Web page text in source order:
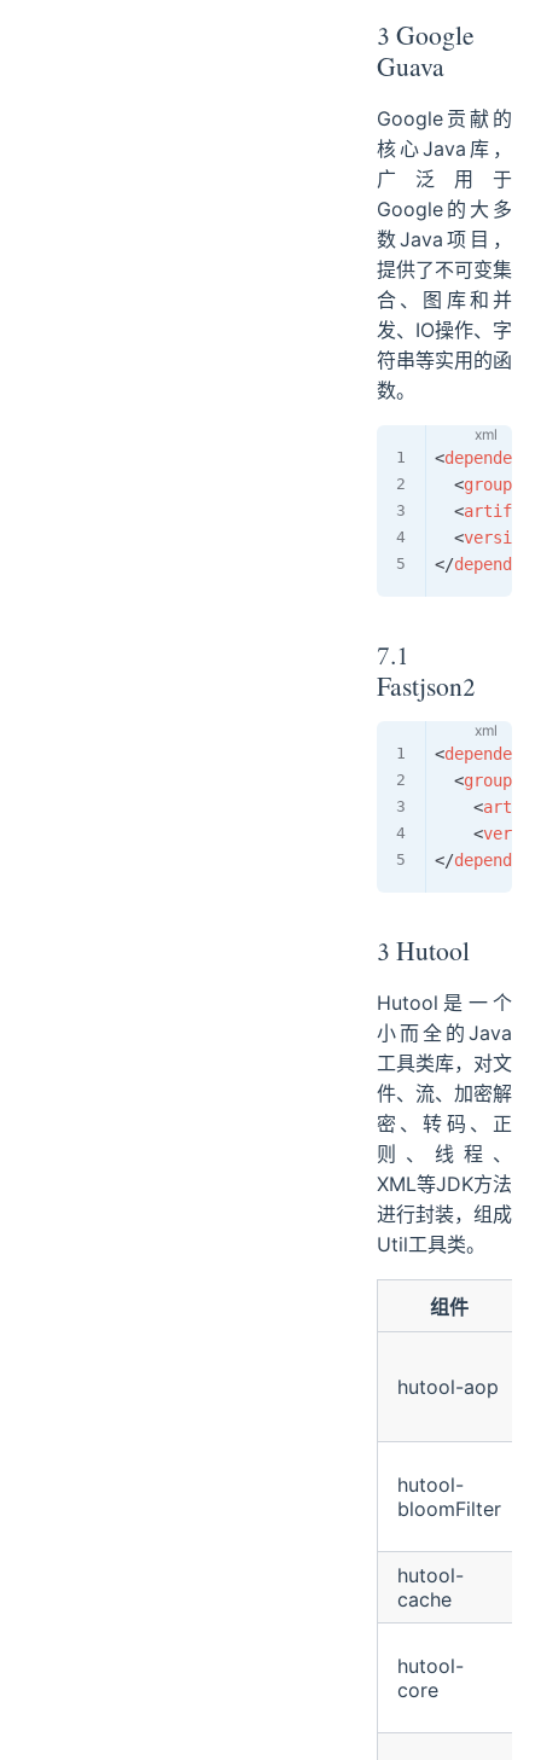
3 Google
Guava
Google贡献的
核心Java库，
广泛用于
Google的大多
数Java项目，
提供了不可变集
合、图库和并
发、IO操作、字
符串等实用的函
数。
<dependency
<groupId
<
<version
</
7.1
Fastjson2
<dependency
<groupId
<
<
</
3 Hutool
Hutool是一个
小而全的Java
工具类库，对文
件、流、加密解
密、转码、正
则、线程、
XML等JDK方法
进行封装，组成
Util工具类。
组件
hutool-aop
hutool-
bloomFilter
hutool-
cache
hutool-
core